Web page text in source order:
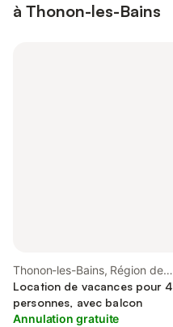
à Thonon-les-Bains
Thonon-les-Bains, Région de
Thonon-les-Bains
Location de vacances pour 4
personnes, avec balcon
Annulation gratuite